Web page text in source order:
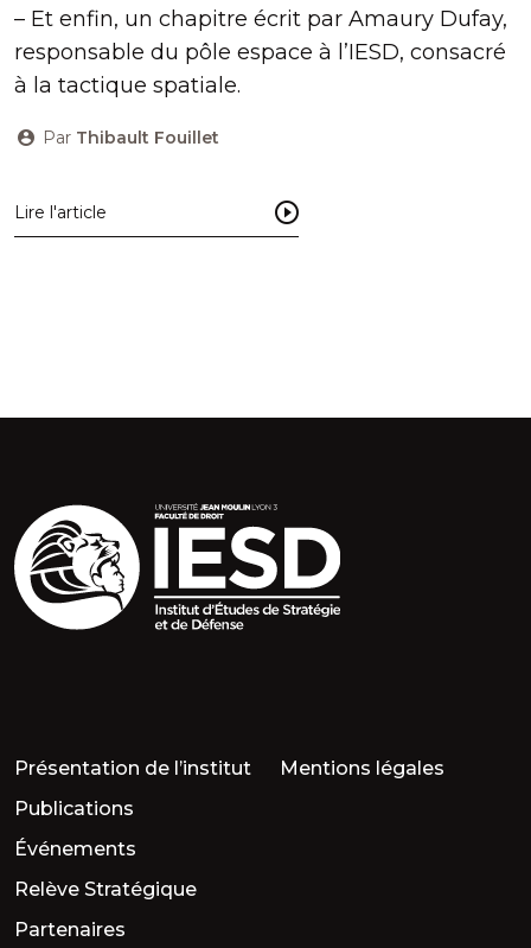
– Et enfin, un chapitre écrit par Amaury Dufay,
responsable du pôle espace à l’IESD, consacré
à la tactique spatiale.
Par Thibault Fouillet
Lire l'article
Présentation de l’institut
Publications
Événements
Relève Stratégique
Partenaires
Mentions légales